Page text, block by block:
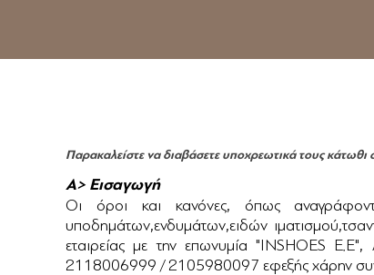
Παρακαλείστε να διαβάσετε υποχρεωτικά τους κάτωθι
Α> Εισαγωγή
Οι όροι και κανόνες, όπως
υποδημάτων,ενδυμάτων,ειδών
εταιρείας με την επωνυμία "INSHOES
2118006999 / 2105980097 εφεξής χάρην